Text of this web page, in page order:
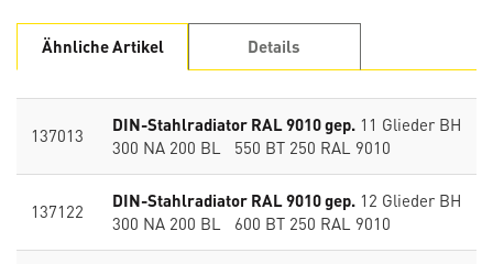
Ähnliche Artikel Details
137013 DIN-Stahlradiator RAL 9010 gep. 11 Glieder BH
300 NA 200 BL 550 BT 250 RAL 9010
137122 DIN-Stahlradiator RAL 9010 gep. 12 Glieder BH
300 NA 200 BL 600 BT 250 RAL 9010